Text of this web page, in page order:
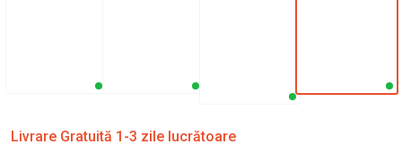
Livrare Gratuită 1-3 zile lucrătoare